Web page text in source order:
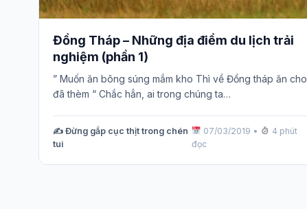
Đồng Tháp – Những địa điểm du lịch trải
nghiệm (phần 1)
” Muốn ăn bông súng mắm kho Thì về Đồng tháp ăn cho
đã thèm “ Chắc hẳn, ai trong chúng ta…
✍️ Đừng gắp cục thịt trong chén
tui
07/03/2019 •
4 phút
đọc